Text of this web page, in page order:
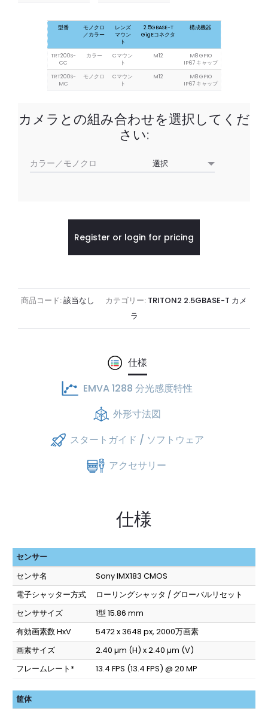
ル
(IMX542)
ル
(IMX541)
型番
モノクロ
／カラー
レンズ
マウン
ト
2.5GBASE-T
GigEコネクタ
構成機器
TRT200S-
CC
カラー
Cマウン
ト
M12
M8 GPIO
IP67 キャップ
TRT200S-
MC
モノクロ
Cマウン
ト
M12
M8 GPIO
IP67 キャップ
カメラとの組み合わせを選択してくだ
さい:
カラー／モノクロ
Register or login for pricing
商品コード:該当なし カテゴリー: TRITON2 2.5GBASE-T カメ
ラ
仕様
EMVA 1288 分光感度特性
外形寸法図
スタートガイド / ソフトウェア
アクセサリー
仕様
センサー
センサ名
Sony IMX183 CMOS
電子シャッター方式
ローリングシャッタ / グローバルリセット
センササイズ
1型 15.86 mm
有効画素数 HxV
5472 x 3648 px, 2000万画素
画素サイズ
2.40 µm (H) x 2.40 µm (V)
フレームレート*
13.4 FPS (13.4 FPS) @ 20 MP
筐体